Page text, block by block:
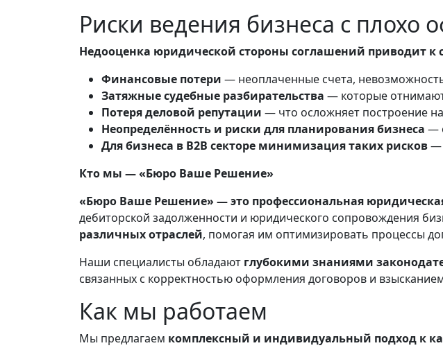
Риски ведения бизнеса с
Недооценка юридической стороны соглашений приводит к
Финансовые потери — неоплаченные счета, невозможность
Затяжные судебные разбирательства — которые отнимают
Потеря деловой репутации — что осложняет построение
Неопределённость и риски для планирования бизнеса —
Для бизнеса в B2B секторе минимизация таких рисков—
Кто мы — «Бюро Ваше Решение»
«Бюро Ваше Решение» — это профессиональная
дебиторской задолженности и юридического сопровождения
различных отраслей, помогая им оптимизировать процессы
Наши специалисты обладают глубокими знаниями
связанных с корректностью оформления договоров и
Как мы работаем
Мы предлагаем комплексный и индивидуальный подход к